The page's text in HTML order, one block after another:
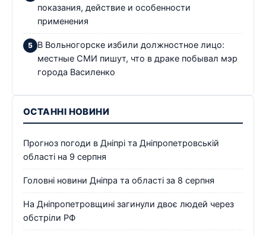
показания, действие и особенности
применения
В Вольногорске избили должностное лицо:
местные СМИ пишут, что в драке побывал мэр
города Василенко
ОСТАННІ НОВИНИ
Прогноз погоди в Дніпрі та Дніпропетровській
області на 9 серпня
Головні новини Дніпра та області за 8 серпня
На Дніпропетровщині загинули двоє людей через
обстріли РФ